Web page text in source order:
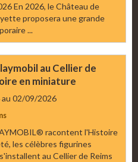
En 2026, le Château de
proposera une grande
...
au Cellier de
en miniature
au 02/09/2026
racontent l'Histoire
les célèbres figurines
au Cellier de Reims